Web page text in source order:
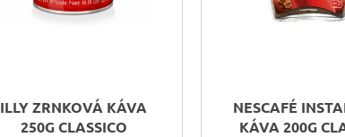
ILLY ZRNKOVÁ KÁVA
250G CLASSICO
NESCAFÉ
KÁVA 200G